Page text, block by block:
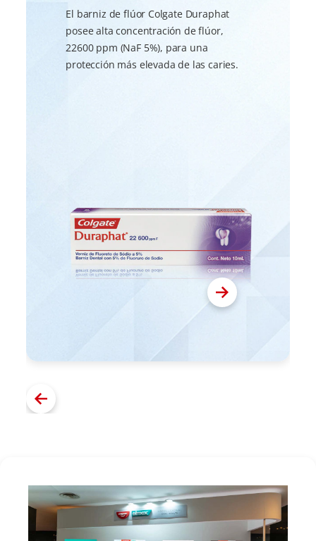
El barniz de flúor Colgate Duraphat
posee alta concentración de flúor,
22600 ppm (NaF 5%), para una
protección más elevada de las caries.